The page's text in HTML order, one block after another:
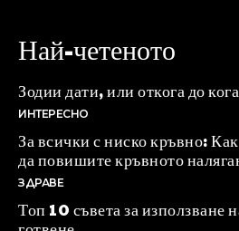
Най-четеното
Зодии дати, или откога до
ИНТЕРЕСНО
За всички с ниско кръвно:
да повишите кръвното
ЗДРАВЕ
Топ 10 съвета за използване